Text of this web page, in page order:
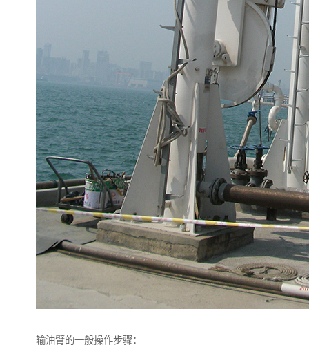
输油臂的一般操作步骤：